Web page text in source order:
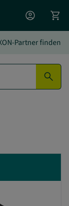
account_circle
shopping_cart
Partner finden
search